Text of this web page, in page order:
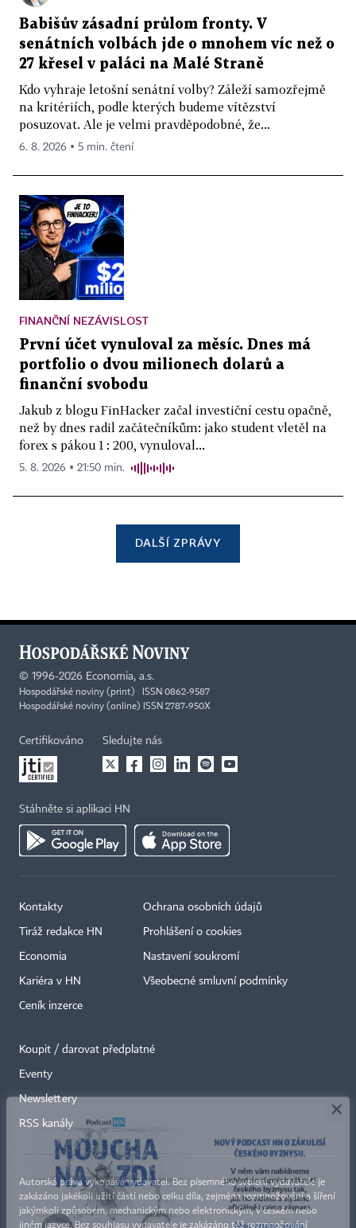
Babišův zásadní průlom fronty. V
senátních volbách jde o mnohem víc než o
27 křesel v paláci na Malé Straně
Kdo vyhraje letošní senátní volby? Záleží samozřejmě
na kritériích, podle kterých budeme vítězství
posuzovat. Ale je velmi pravděpodobné, že...
6. 8. 2026 ▪ 5 min. čtení
FINANČNÍ NEZÁVISLOST
První účet vynuloval za měsíc. Dnes má
portfolio o dvou milionech dolarů a
finanční svobodu
Jakub z blogu FinHacker začal investiční cestu opačně,
než by dnes radil začátečníkům: jako student vletěl na
forex s pákou 1 : 200, vynuloval...
5. 8. 2026 ▪ 21:50 min.
DALŠÍ ZPRÁVY
© 1996-2026 Economia, a.s.
Hospodářské noviny (print) ISSN 0862-9587
Hospodářské noviny (online) ISSN 2787-950X
Certifikováno Sledujte nás
Stáhněte si aplikaci HN
Kontakty
Tiráž redakce HN
Economia
Kariéra v HN
Ceník inzerce
Ochrana osobních údajů
Prohlášení o cookies
Nastavení soukromí
Všeobecné smluvní podmínky
Koupit / darovat předplatné
Eventy
Newslettery
RSS kanály
Autorská práva vykonává vydavatel. Bez písemného svolení vydavatele je
zakázáno jakékoli užití částí nebo celku díla, zejména rozmnožování a šíření
jakýmkoli způsobem, mechanickým nebo elektronickým, v českém nebo
jiném jazyce. Bez souhlasu vydavatele je zakázáno též rozmnožování